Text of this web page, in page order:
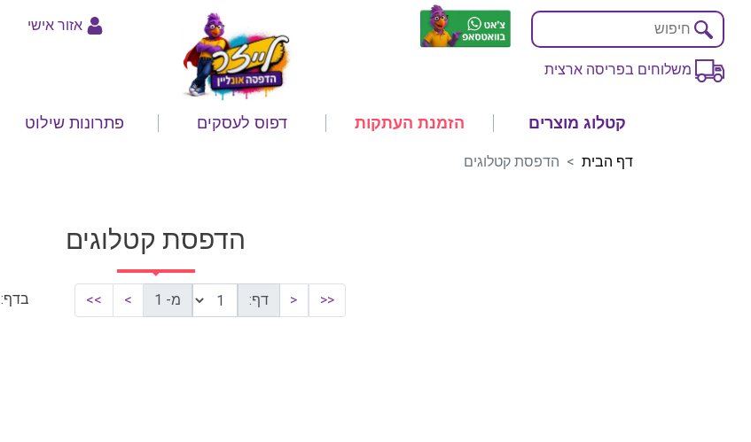
משלוחים בפריסה ארצית
אזור אישי
קטלוג מוצרים הזמנת העתקות דפוס לעסקים פתרונות שילוט
דף הבית הדפסת קטלוגים
הדפסת קטלוגים
<<
< דף: מ- 1 >
>> בדף: